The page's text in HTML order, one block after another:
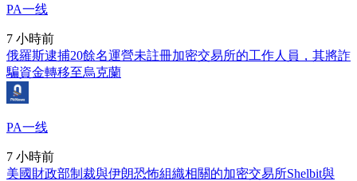
PA一线
7 小時前
俄羅斯逮捕20餘名運營未註冊加密交易所的工作人員，其將詐
騙資金轉移至烏克蘭
PA一线
7 小時前
美國財政部制裁與伊朗恐怖組織相關的加密交易所Shelbit與